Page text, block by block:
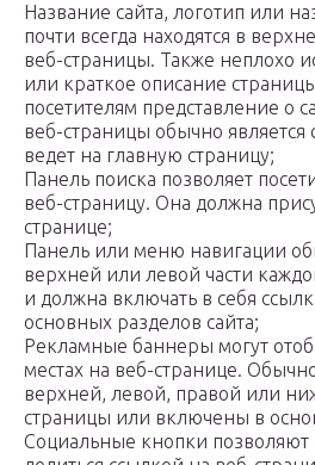
Название сайта, логотип или
почти всегда находятся в
веб-страницы. Также неплохо
или краткое описание
посетителям представление о
веб-страницы обычно является
ведет на главную страницу;
Панель поиска позволяет
веб-страницу. Она должна
странице;
Панель или меню навигации
верхней или левой части
и должна включать в себя
основных разделов сайта;
Рекламные баннеры могут
местах на веб-странице.
верхней, левой, правой или
страницы или включены в
Социальные кнопки позволяют